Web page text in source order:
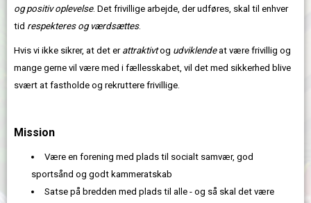
og positiv oplevelse. Det frivillige arbejde, der udføres, skal til enhver
tid respekteres og værdsættes.
Hvis vi ikke sikrer, at det er attraktivtog udviklendeat være frivillig og
mange gerne vil være med i fællesskabet, vil det med sikkerhed blive
svært at fastholde og rekruttere frivillige.
Mission
Være en forening med plads til socialt samvær, god
sportsånd og godt kammeratskab
Satse på bredden med plads til alle - og så skal det være